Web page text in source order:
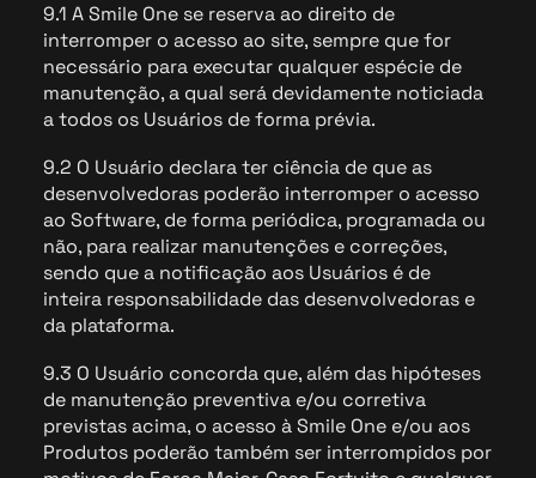
9.1 A Smile One se reserva ao direito de
interromper o acesso ao site, sempre que for
necessário para executar qualquer espécie de
manutenção, a qual será devidamente noticiada
a todos os Usuários de forma prévia.
9.2 O Usuário declara ter ciência de que as
desenvolvedoras poderão interromper o acesso
ao Software, de forma periódica, programada ou
não, para realizar manutenções e correções,
sendo que a notificação aos Usuários é de
inteira responsabilidade das desenvolvedoras e
da plataforma.
9.3 O Usuário concorda que, além das hipóteses
de manutenção preventiva e/ou corretiva
previstas acima, o acesso à Smile One e/ou aos
Produtos poderão também ser interrompidos por